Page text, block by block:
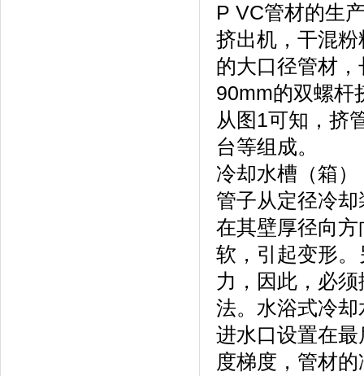
P VC管材的生
挤出机，干混
的大口径管材
90mm的双螺杆
从图1可知，挤
台等组成。
冷却水槽（箱）
管子从定径冷
在其壁厚径向
软，引起变形
力，因此，必
法。水浴式冷
进水口设置在
度梯度，管材